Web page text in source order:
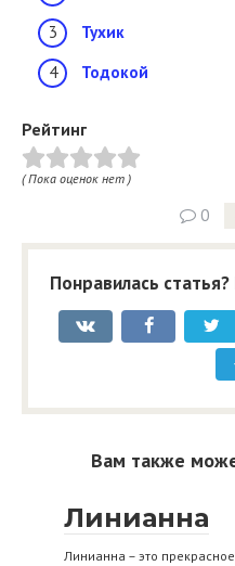
Тухик
Тодокой
Рейтинг
( Пока оценок нет )
0
Понравилась
Вам также
Линианна
Линианна – это